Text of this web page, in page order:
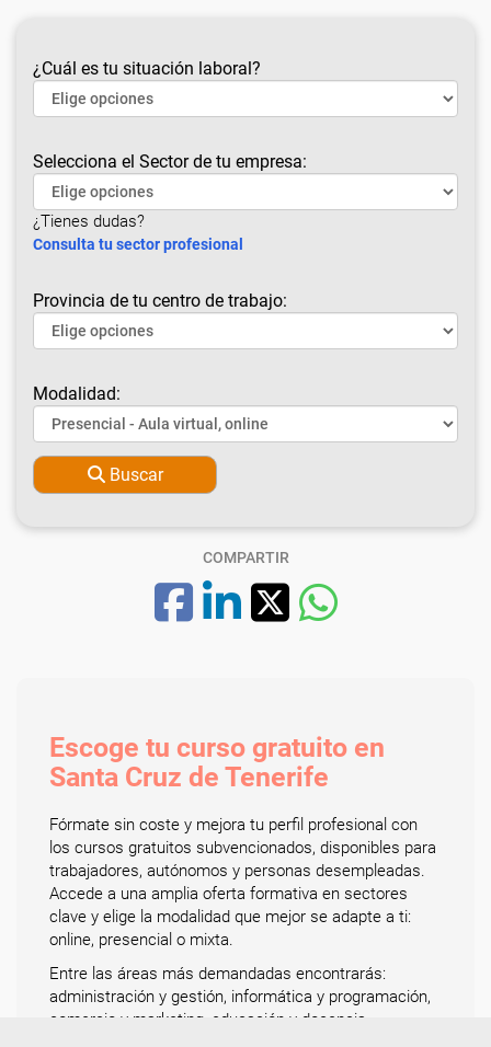
¿Cuál es tu situación laboral?
Selecciona el Sector de tu empresa:
¿Tienes dudas?
Consulta tu sector profesional
Provincia de tu centro de trabajo:
Modalidad:
Buscar
COMPARTIR
Escoge tu curso gratuito en
Santa Cruz de Tenerife
Fórmate sin coste y mejora tu perfil profesional con
los cursos gratuitos subvencionados, disponibles para
trabajadores, autónomos y personas desempleadas.
Accede a una amplia oferta formativa en sectores
clave y elige la modalidad que mejor se adapte a ti:
online, presencial o mixta.
Entre las áreas más demandadas encontrarás:
administración y gestión, informática y programación,
comercio y marketing, educación y docencia,